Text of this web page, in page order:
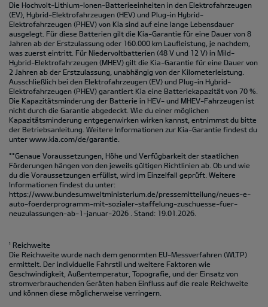
Die Hochvolt-Lithium-Ionen-Batterieeinheiten in den Elektrofahrzeugen
(EV), Hybrid-Elektrofahrzeugen (HEV) und Plug-in Hybrid-
Elektrofahrzeugen (PHEV) von Kia sind auf eine lange Lebensdauer
ausgelegt. Für diese Batterien gilt die Kia-Garantie für eine Dauer von 8
Jahren ab der Erstzulassung oder 160.000 km Laufleistung, je nachdem,
was zuerst eintritt. Für Niedervoltbatterien (48 V und 12 V) in Mild-
Hybrid-Elektrofahrzeugen (MHEV) gilt die Kia-Garantie für eine Dauer von
2 Jahren ab der Erstzulassung, unabhängig von der Kilometerleistung.
Ausschließlich bei den Elektrofahrzeugen (EV) und Plug-in Hybrid-
Elektrofahrzeugen (PHEV) garantiert Kia eine Batteriekapazität von 70 %.
Die Kapazitätsminderung der Batterie in HEV- und MHEV-Fahrzeugen ist
nicht durch die Garantie abgedeckt. Wie du einer möglichen
Kapazitätsminderung entgegenwirken wirken kannst, entnimmst du bitte
der Betriebsanleitung. Weitere Informationen zur Kia-Garantie findest du
unter www.kia.com/de/garantie.
**Genaue Voraussetzungen, Höhe und Verfügbarkeit der staatlichen
Förderungen hängen von den jeweils gültigen Richtlinien ab. Ob und wie
du die Voraussetzungen erfüllst, wird im Einzelfall geprüft. Weitere
Informationen findest du unter:
https://www.bundesumweltministerium.de/pressemitteilung/neues-e-
auto-foerderprogramm-mit-sozialer-staffelung-zuschuesse-fuer-
neuzulassungen-ab-1-januar-2026 . Stand: 19.01.2026.
¹ Reichweite
Die Reichweite wurde nach dem genormten EU-Messverfahren (WLTP)
ermittelt. Der individuelle Fahrstil und weitere Faktoren wie
Geschwindigkeit, Außentemperatur, Topografie‚ und der Einsatz von
stromverbrauchenden Geräten haben Einfluss auf die reale Reichweite
und können diese möglicherweise verringern.